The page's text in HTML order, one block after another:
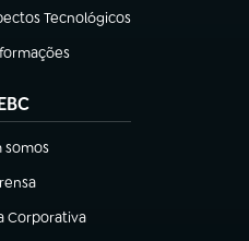
Tecnológicos
aba)
somos
nova aba)
em nova aba)
Corporativa
aba)